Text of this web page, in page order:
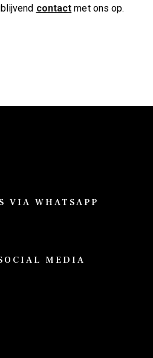
contact met ons op.
VIA WHATSAPP
MEDIA